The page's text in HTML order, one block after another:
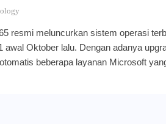
resmi meluncurkan sistem operasi
awal Oktober lalu. Dengan adanya
beberapa layanan Microsoft